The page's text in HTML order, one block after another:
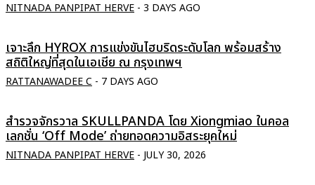
NITNADA PANPIPAT HERVE - 3 DAYS AGO
เจาะลึก HYROX การแข่งขันไฮบริดระดับโลก พร้อมสร้าง
สถิติใหญ่ที่สุดในเอเชีย ณ กรุงเทพฯ
RATTANAWADEE C - 7 DAYS AGO
สำรวจจักรวาล SKULLPANDA โดย Xiongmiao ในคอล
เลกชั่น ‘Off Mode’ ถ่ายทอดความอิสระยุคใหม่
NITNADA PANPIPAT HERVE - JULY 30, 2026